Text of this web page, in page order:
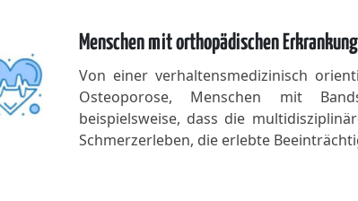
Menschen mit orthopädischen
Von einer verhaltensmedizinisch
Osteoporose, Menschen mit
beispielsweise, dass die
Schmerzerleben, die erlebte